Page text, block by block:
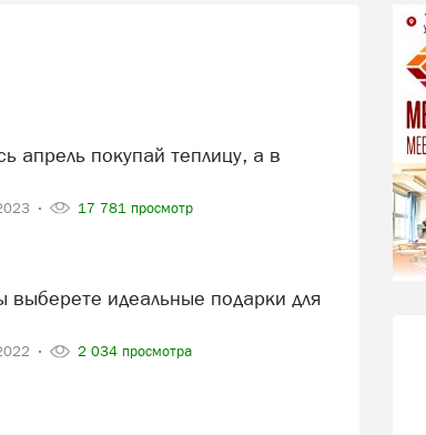
17 781 просмотр
2 034 просмотра